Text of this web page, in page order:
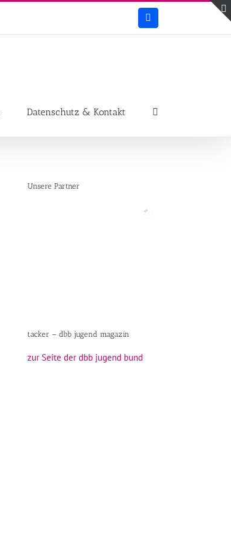
Facebook
Datenschutz & Kontakt
Unsere Partner
tacker – dbb jugend magazin
zur Seite der dbb jugend bund